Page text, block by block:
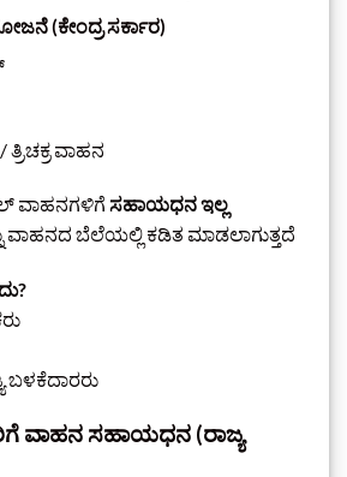
(ಕೇಂದ್ರ ಸರ್ಕಾರ)
ವಾಹನ
ವಾಹನಗಳಿಗೆಸಹಾಯಧನ ಇಲ್ಲ
ಬೆಲೆಯಲ್ಲಿ ಕಡಿತ ಮಾಡಲಾಗುತ್ತದೆ
ಬಳಕೆದಾರರು
ವಾಹನ ಸಹಾಯಧನ (ರಾಜ್ಯ